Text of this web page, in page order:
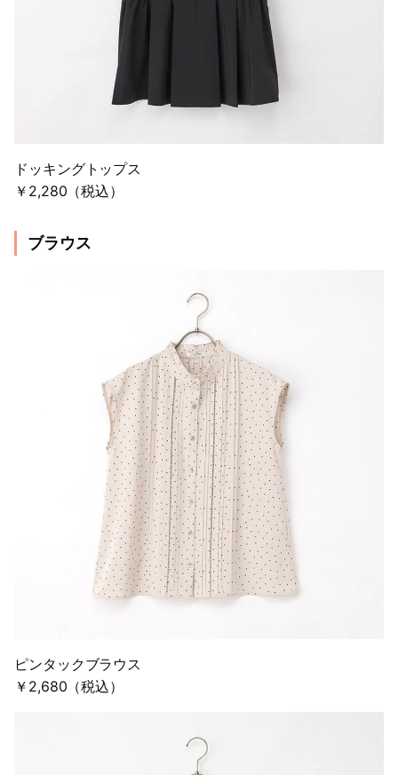
ドッキングトップス
￥2,280（税込）
ブラウス
ピンタックブラウス
￥2,680（税込）